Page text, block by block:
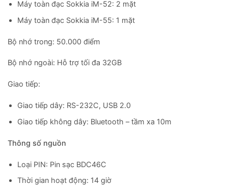
Máy toàn đạc Sokkia iM-52: 2 mặt
Máy toàn đạc Sokkia iM-55: 1 mặt
Bộ nhớ trong: 50.000 điểm
Bộ nhớ ngoài: Hỗ trợ tối đa 32GB
Giao tiếp:
Giao tiếp dây: RS-232C, USB 2.0
Giao tiếp không dây: Bluetooth – tầm xa 10m
Thông số nguồn
Loại PIN: Pin sạc BDC46C
Thời gian hoạt động: 14 giờ